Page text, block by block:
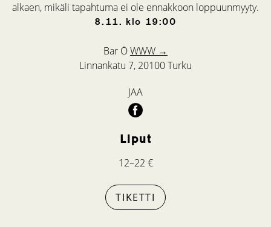
8.11. klo 19:00
Bar ÖWWW →
Linnankatu 7, 20100 Turku
JAA
Liput
12–22 €
TIKETTI
alkaen, mikäli tapahtuma ei ole ennakkoon loppuunmyyty.